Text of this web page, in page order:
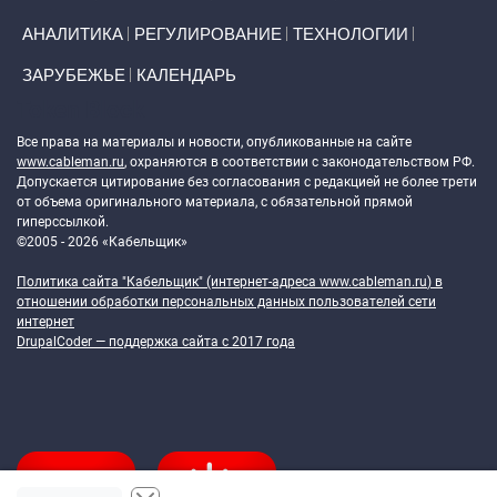
АНАЛИТИКА РЕГУЛИРОВАНИЕ ТЕХНОЛОГИИ
ЗАРУБЕЖЬЕ КАЛЕНДАРЬ
Все права на материалы и новости, опубликованные на сайте
www.cableman.ru, охраняются в соответствии с законодательством РФ.
Допускается цитирование без согласования с редакцией не более трети
от объема оригинального материала, с обязательной прямой
гиперссылкой.
©2005 - 2026 «Кабельщик»
Политика сайта "Кабельщик" (интернет-адреса www.cableman.ru) в
отношении обработки персональных данных пользователей сети
интернет
DrupalCoder — поддержка сайта c 2017 года